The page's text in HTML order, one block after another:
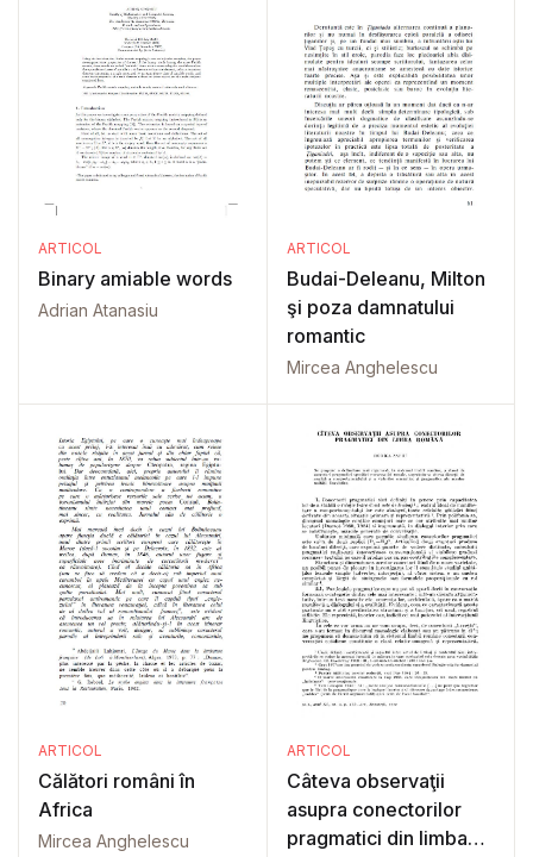
ARTICOL
Binary amiable words
Adrian Atanasiu
ARTICOL
Budai-Deleanu, Milton
şi poza damnatului
romantic
Mircea Anghelescu
ARTICOL
Călători români în
Africa
Mircea Anghelescu
ARTICOL
Câteva observaţii
asupra conectorilor
pragmatici din limba